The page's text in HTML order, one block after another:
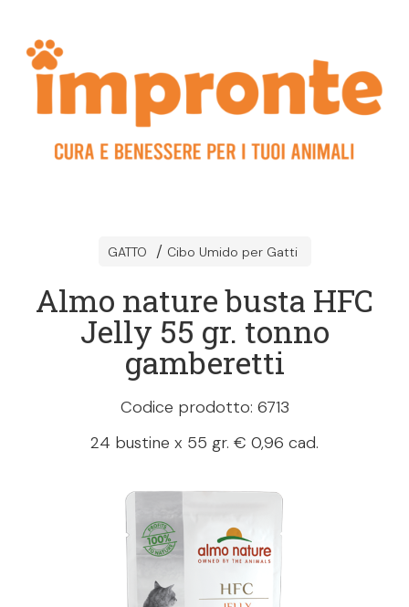
GATTO Cibo Umido per Gatti
Almo nature busta HFC
Jelly 55 gr. tonno
gamberetti
Codice prodotto: 6713
24 bustine x 55 gr. € 0,96 cad.